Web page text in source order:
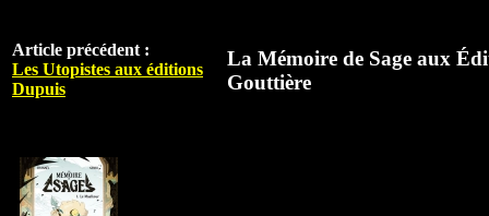
Article précédent :
Les Utopistes aux éditions
Dupuis
La Mémoire de Sage aux
Gouttière